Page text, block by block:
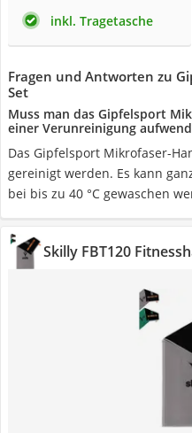
inkl. Tragetasche
Fragen und Antworten zu
Set
Muss man das Gipfelsport
einer Verunreinigung
Das Gipfelsport Mikrofaser-
gereinigt werden. Es kann
bei bis zu 40 °C gewaschen
Skilly FBT120